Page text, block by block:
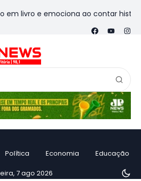
e emociona ao contar história Vila
Política Economia Educação
7 ago 2026